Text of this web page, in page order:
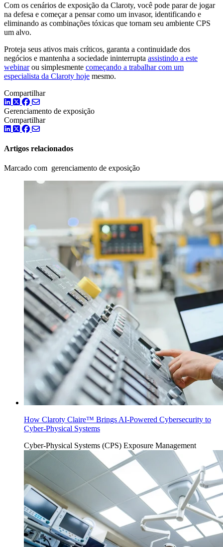
Com os cenários de exposição da Claroty, você pode parar de jogar
na defesa e começar a pensar como um invasor, identificando e
eliminando as combinações tóxicas que tornam seu ambiente CPS
um alvo.
Proteja seus ativos mais críticos, garanta a continuidade dos
negócios e mantenha a sociedade ininterrupta assistindo a este
webinarou simplesmente começando a trabalhar com um
especialista da Claroty hoje mesmo.
Compartilhar
LinkedIn
TwitterFacebook
Gerenciamento de exposição
Compartilhar
LinkedIn
TwitterFacebook
Artigos relacionados
Marcado com gerenciamento de exposição
How Claroty Claire™ Brings AI-Powered Cybersecurity to
Cyber-Physical Systems
Cyber-Physical Systems (CPS) Exposure Management